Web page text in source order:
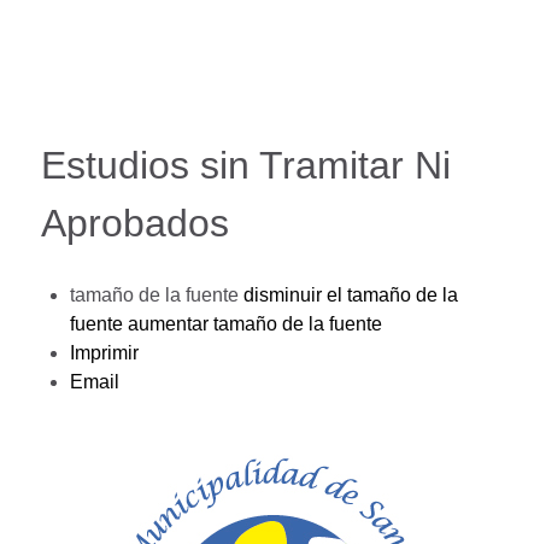
Estudios sin Tramitar Ni
Aprobados
tamaño de la fuente disminuir el tamaño de la
fuente aumentar tamaño de la fuente
Imprimir
Email